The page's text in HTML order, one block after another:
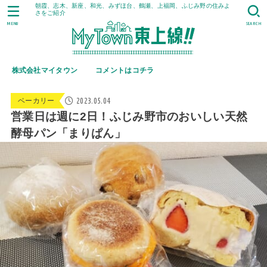
朝霞、志木、新座、和光、みずほ台、鶴瀬、上福岡、ふじみ野の住みよ
さをご紹介
株式会社マイタウン コメントはコチラ
SEARCH
MENU
ベーカリー 2023.05.04
営業日は週に2日！ふじみ野市のおいしい天然
酵母パン「まりぱん」